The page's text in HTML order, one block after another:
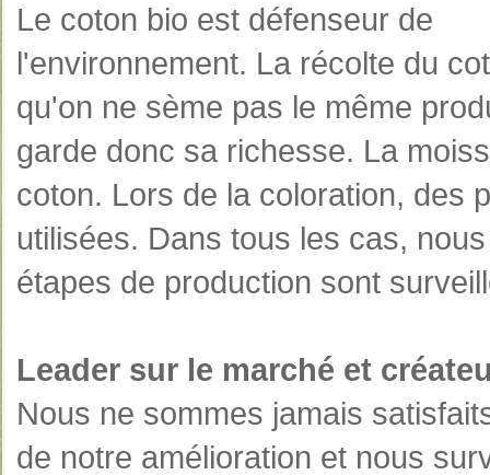
Le coton bio est défenseur de
l'environnement. La récolte du
qu'on ne sème pas le même
garde donc sa richesse. La
coton. Lors de la coloration, des
utilisées. Dans tous les cas,
étapes de production sont
Leader sur le marché et
Nous ne sommes jamais
de notre amélioration et nous